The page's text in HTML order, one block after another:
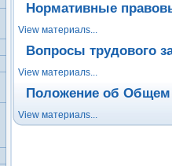
Нормативные
View материалs...
Вопросы трудового
View материалs...
Положение об Общем
View материалs...